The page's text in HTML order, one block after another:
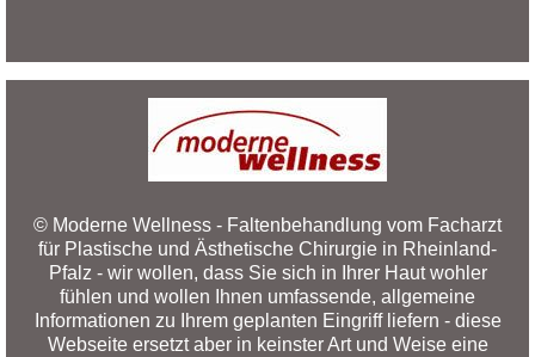
© Moderne Wellness - Faltenbehandlung vom Facharzt
für Plastische und Ästhetische Chirurgie in Rheinland-
Pfalz - wir wollen, dass Sie sich in Ihrer Haut wohler
fühlen und wollen Ihnen umfassende, allgemeine
Informationen zu Ihrem geplanten Eingriff liefern - diese
Webseite ersetzt aber in keinster Art und Weise eine